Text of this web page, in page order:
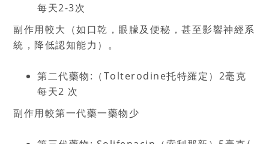
每天2-3次
副作用較大（如口乾，眼朦及便秘，甚至影響神經系
統，降低認知能力）。
第二代藥物:（Tolterodine托特羅定）2毫克
每天2 次
副作用較第一代藥一藥物少